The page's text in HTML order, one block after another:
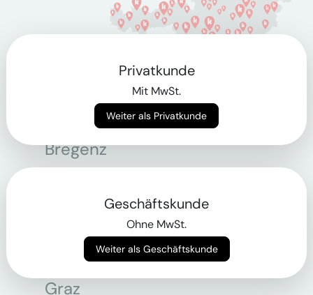
Bregenz
Dortmund
Essen
Frankfurt am Main
Graz
Privatkunde
Mit MwSt.
Weiter als Privatkunde
Geschäftskunde
Ohne MwSt.
Weiter als Geschäftskunde